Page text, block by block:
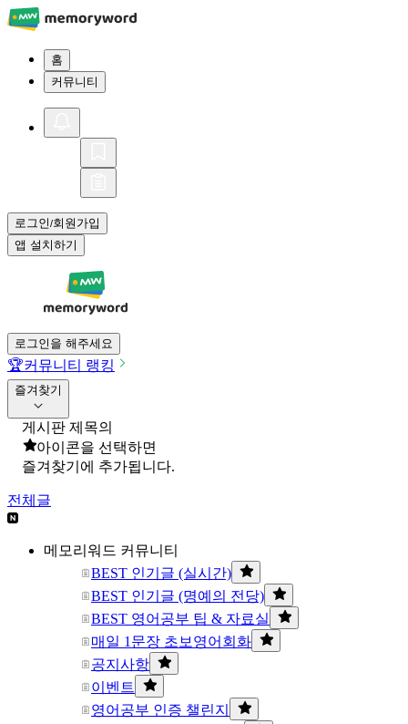
홈
커뮤니티
로그인/회원가입
앱 설치하기
로그인을 해주세요
🏆커뮤니티 랭킹
즐겨찾기
게시판 제목의
아이콘을 선택하면
즐겨찾기에 추가됩니다.
전체글
메모리워드 커뮤니티
BEST 인기글 (실시간)
BEST 인기글 (명예의 전당)
BEST 영어공부 팁 & 자료실
매일 1문장 초보영어회화
공지사항
이벤트
영어공부 인증 챌린지